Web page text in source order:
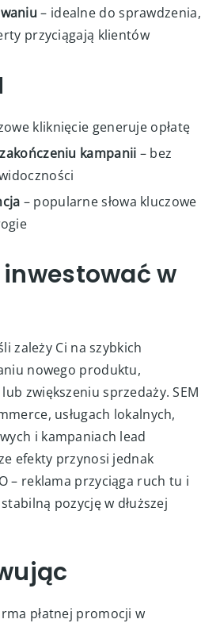
– idealne do sprawdzenia,
przyciągają klientów
kliknięcie generuje opłatę
kampanii – bez
– popularne słowa kluczowe
w
zależy Ci na szybkich
nowego produktu,
zwiększeniu sprzedaży. SEM
usługach lokalnych,
i kampaniach lead
efekty przynosi jednak
– reklama przyciąga ruch tu i
pozycję w dłuższej
płatnej promocji w